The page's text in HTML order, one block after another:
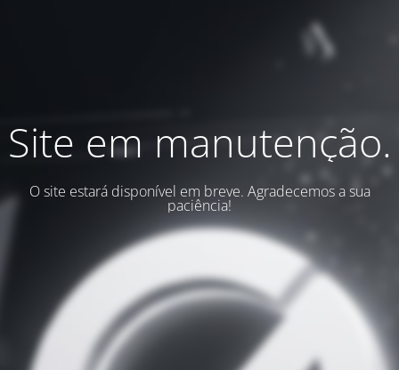
Site em manutenção.
O site estará disponível em breve. Agradecemos a sua
paciência!